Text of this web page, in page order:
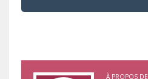
À PROPOS